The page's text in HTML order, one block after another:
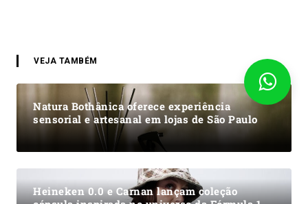
VEJA TAMBÉM
Natura Bothânica oferece experiência
sensorial e artesanal em lojas de São Paulo
Heineken 0.0 e Carnan lançam coleção